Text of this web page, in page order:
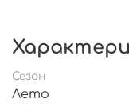
Сезон
Лето